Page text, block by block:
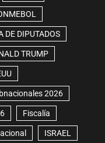
DE DIPUTADOS
TRUMP
2026
Fiscalía
ISRAEL